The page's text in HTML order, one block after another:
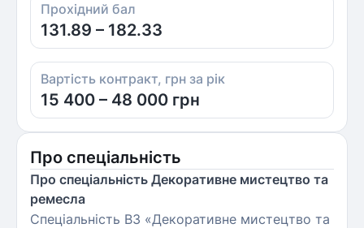
Прохідний бал
131.89 – 182.33
Вартість контракт, грн за рік
15 400 – 48 000 грн
Про спеціальність
Про спеціальність Декоративне мистецтво та
ремесла
Спеціальність B3 «Декоративне мистецтво та